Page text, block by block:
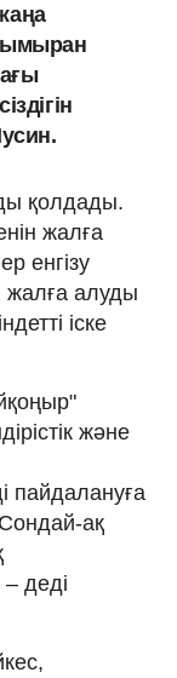
қолдады.
жалға
енгізу
жалға алуды
іске
және
пайдалануға
ақ
деді